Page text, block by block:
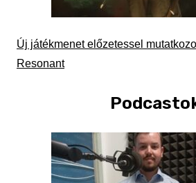
Új játékmenet előzetessel
Resonant